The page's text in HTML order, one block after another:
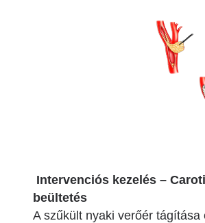
Intervenciós kezelés –
beültetés
A szűkült nyaki verőér tágítása